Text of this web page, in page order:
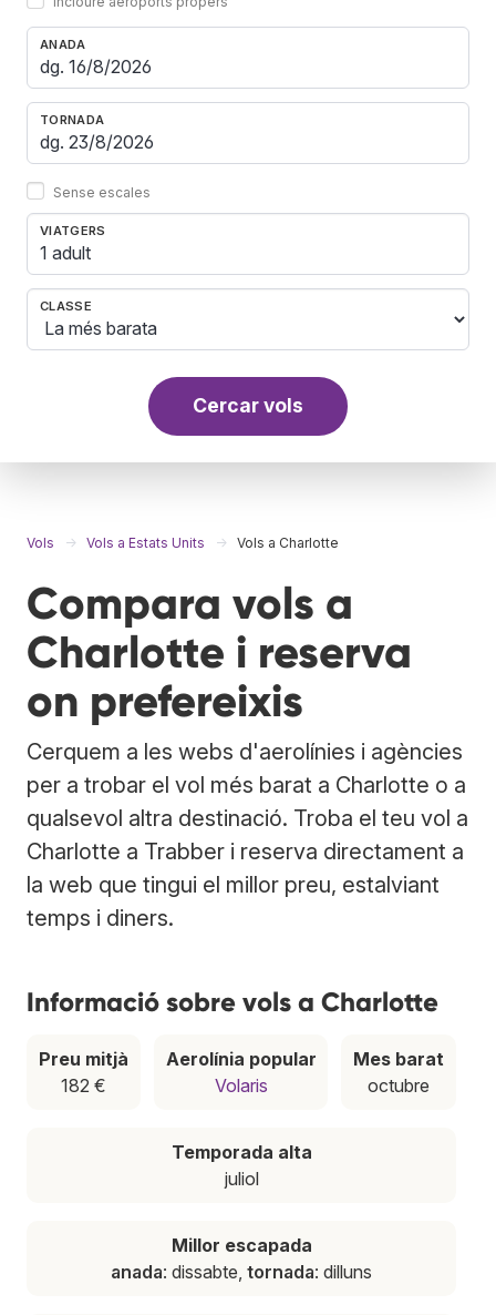
ANADA
TORNADA
Sense escales
VIATGERS
1 adult
CLASSE
Cercar vols
Vols Vols a Estats Units Vols a Charlotte
Compara vols a
Charlotte i reserva
on prefereixis
Cerquem a les webs d'aerolínies i agències
per a trobar el vol més barat a Charlotte o a
qualsevol altra destinació. Troba el teu vol a
Charlotte a Trabber i reserva directament a
la web que tingui el millor preu, estalviant
temps i diners.
Informació sobre vols a Charlotte
Preu mitjà
182 €
Aerolínia popular
Volaris
Mes barat
octubre
Temporada alta
juliol
Millor escapada
anada: dissabte, tornada: dilluns